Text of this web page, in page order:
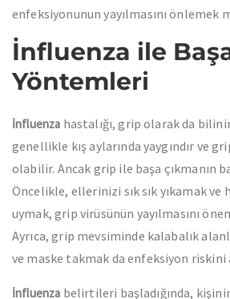
enfeksiyonunun yayılmasını önlemek
İnfluenza ile
Yöntemleri
İnfluenza hastalığı, grip olarak da
genellikle kış aylarında yaygındır ve
olabilir. Ancak grip ile başa çıkmanın
Öncelikle, ellerinizi sık sık yıkamak ve
uymak, grip virüsünün yayılmasını
Ayrıca, grip mevsiminde kalabalık
ve maske takmak da enfeksiyon
İnfluenza belirtileri başladığında,